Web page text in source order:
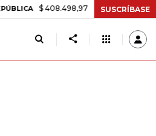
$ 408.498,97 +$ 8.753,81 +2,19%
SUSCRÍBASE